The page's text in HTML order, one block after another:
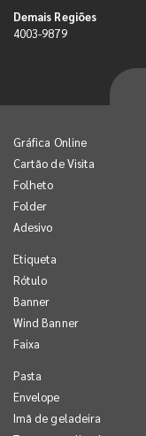
Demais Regiões
4003-9879
Gráfica Online
Cartão de Visita
Folheto
Folder
Adesivo
Etiqueta
Rótulo
Banner
Wind Banner
Faixa
Pasta
Envelope
Imã de geladeira